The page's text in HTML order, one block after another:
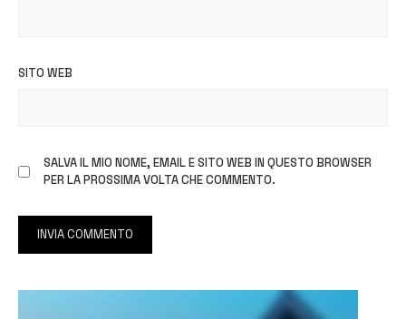
SITO WEB
SALVA IL MIO NOME, EMAIL E SITO WEB IN QUESTO BROWSER
PER LA PROSSIMA VOLTA CHE COMMENTO.